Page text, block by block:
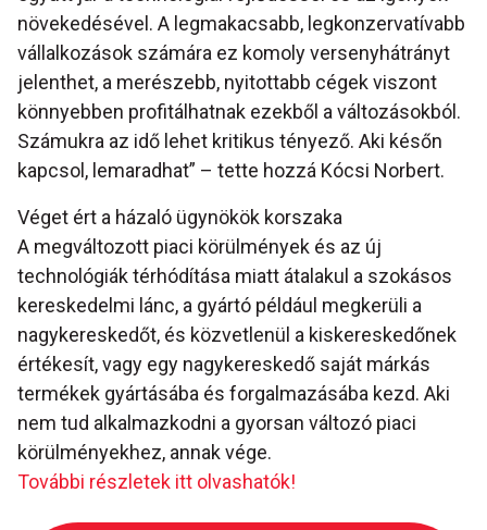
növekedésével. A legmakacsabb, legkonzervatívabb
vállalkozások számára ez komoly versenyhátrányt
jelenthet, a merészebb, nyitottabb cégek viszont
könnyebben profitálhatnak ezekből a változásokból.
Számukra az idő lehet kritikus tényező. Aki későn
kapcsol, lemaradhat” – tette hozzá Kócsi Norbert.
Véget ért a házaló ügynökök korszaka
A megváltozott piaci körülmények és az új
technológiák térhódítása miatt átalakul a szokásos
kereskedelmi lánc, a gyártó például megkerüli a
nagykereskedőt, és közvetlenül a kiskereskedőnek
értékesít, vagy egy nagykereskedő saját márkás
termékek gyártásába és forgalmazásába kezd. Aki
nem tud alkalmazkodni a gyorsan változó piaci
körülményekhez, annak vége.
További részletek itt olvashatók!